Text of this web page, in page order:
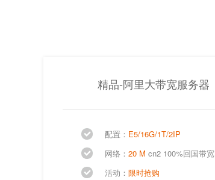
精品-阿里大带宽服务器
配置： E5/16G/1T/2IP
网络： 20 M cn2 100%回国带宽
活动： 限时抢购